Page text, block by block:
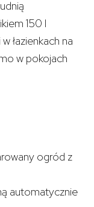
150 l
łazienkach na
w pokojach
ogród z
automatycznie